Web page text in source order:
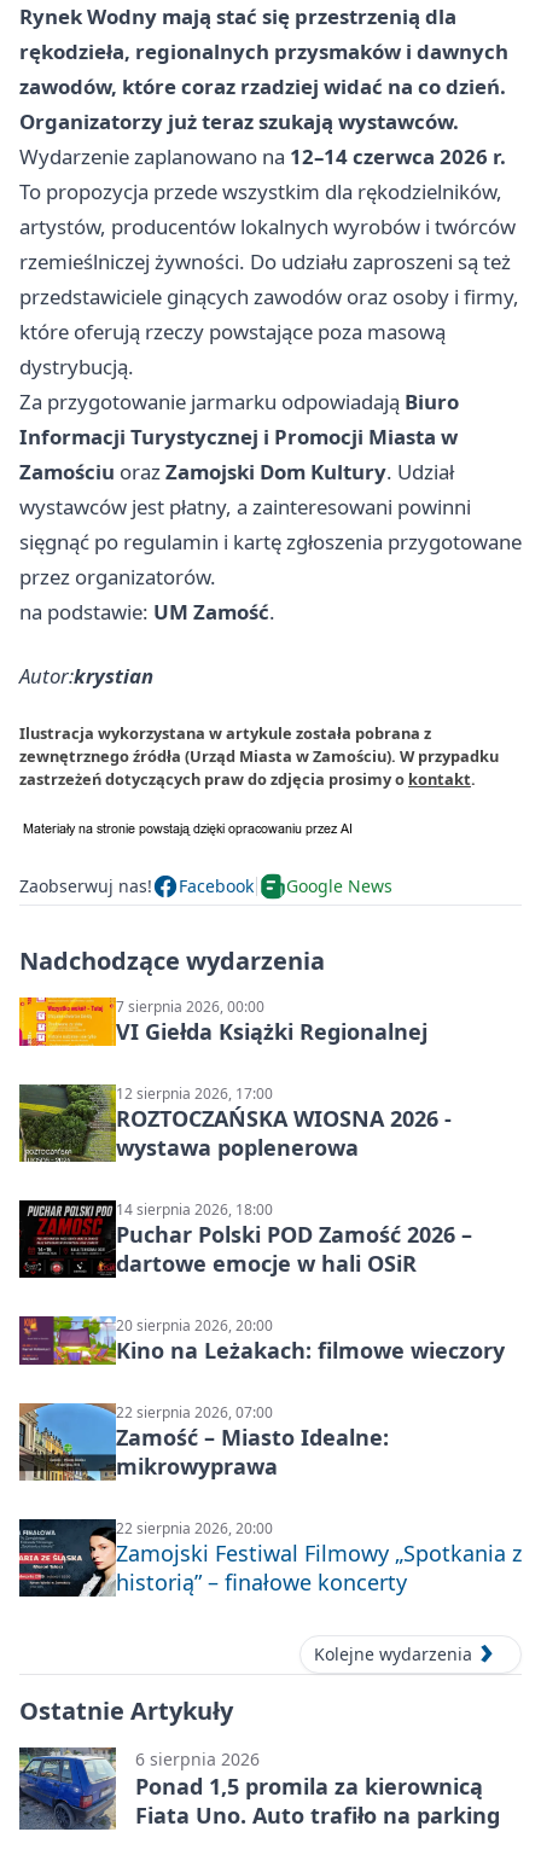
Rynek Wodny mają stać się przestrzenią dla
rękodzieła, regionalnych przysmaków i dawnych
zawodów, które coraz rzadziej widać na co dzień.
Organizatorzy już teraz szukają wystawców.
Wydarzenie zaplanowano na 12–14 czerwca 2026 r.
To propozycja przede wszystkim dla rękodzielników,
artystów, producentów lokalnych wyrobów i twórców
rzemieślniczej żywności. Do udziału zaproszeni są też
przedstawiciele ginących zawodów oraz osoby i firmy,
które oferują rzeczy powstające poza masową
dystrybucją.
Za przygotowanie jarmarku odpowiadają Biuro
Informacji Turystycznej i Promocji Miasta w
Zamościu orazZamojski Dom Kultury. Udział
wystawców jest płatny, a zainteresowani powinni
sięgnąć po regulamin i kartę zgłoszenia przygotowane
przez organizatorów.
na podstawie: UM Zamość.
Autor:krystian
Ilustracja wykorzystana w artykule została pobrana z
zewnętrznego źródła (Urząd Miasta w Zamościu). W przypadku
zastrzeżeń dotyczących praw do zdjęcia prosimy o kontakt.
Zaobserwuj nas! Facebook Google News
Nadchodzące wydarzenia
7 sierpnia 2026, 00:00
VI Giełda Książki Regionalnej
12 sierpnia 2026, 17:00
ROZTOCZAŃSKA WIOSNA 2026 -
wystawa poplenerowa
14 sierpnia 2026, 18:00
Puchar Polski POD Zamość 2026 –
dartowe emocje w hali OSiR
20 sierpnia 2026, 20:00
Kino na Leżakach: filmowe wieczory
22 sierpnia 2026, 07:00
Zamość – Miasto Idealne:
mikrowyprawa
22 sierpnia 2026, 20:00
Zamojski Festiwal Filmowy „Spotkania z
historią” – finałowe koncerty
Kolejne wydarzenia
Ostatnie Artykuły
6 sierpnia 2026
Ponad 1,5 promila za kierownicą
Fiata Uno. Auto trafiło na parking